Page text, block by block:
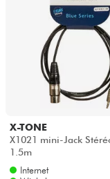
X-TONE
X1021 mini-Jack
1.5m
Internet